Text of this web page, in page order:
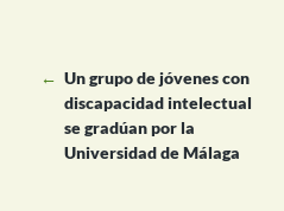
← Un grupo de jóvenes con
discapacidad intelectual
se gradúan por la
Universidad de Málaga